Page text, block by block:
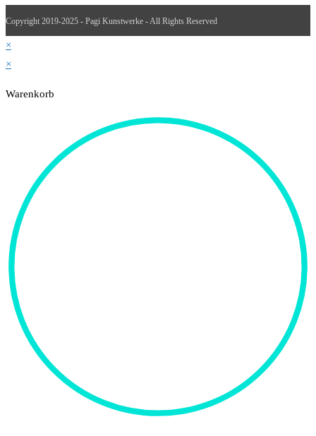
Copyright 2019-2025 - Pagi Kunstwerke - All Rights Reserved
×
×
Warenkorb